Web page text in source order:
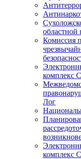
Комиссия
комплекс
Лог
комплекс